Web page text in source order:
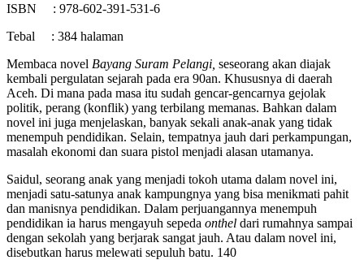
ISBN : 978-602-391-531-6
Tebal : 384 halaman
Membaca novel Bayang Suram Pelangi seseorang akan diajak
kembali pergulatan sejarah pada era 90an. Khususnya di daerah
Aceh. Di mana pada masa itu sudah gencar-gencarnya gejolak
politik, perang (konflik) yang terbilang memanas. Bahkan dalam
novel ini juga menjelaskan, banyak sekali anak-anak yang tidak
menempuh pendidikan. Selain, tempatnya jauh dari perkampungan,
masalah ekonomi dan suara pistol menjadi alasan utamanya.
Saidul, seorang anak yang menjadi tokoh utama dalam novel ini,
menjadi satu-satunya anak kampungnya yang bisa menikmati pahit
dan manisnya pendidikan. Dalam perjuangannya menempuh
pendidikan ia harus mengayuh sepeda onthel dari rumahnya sampai
dengan sekolah yang berjarak sangat jauh. Atau dalam novel ini,
disebutkan harus melewati sepuluh batu. 140